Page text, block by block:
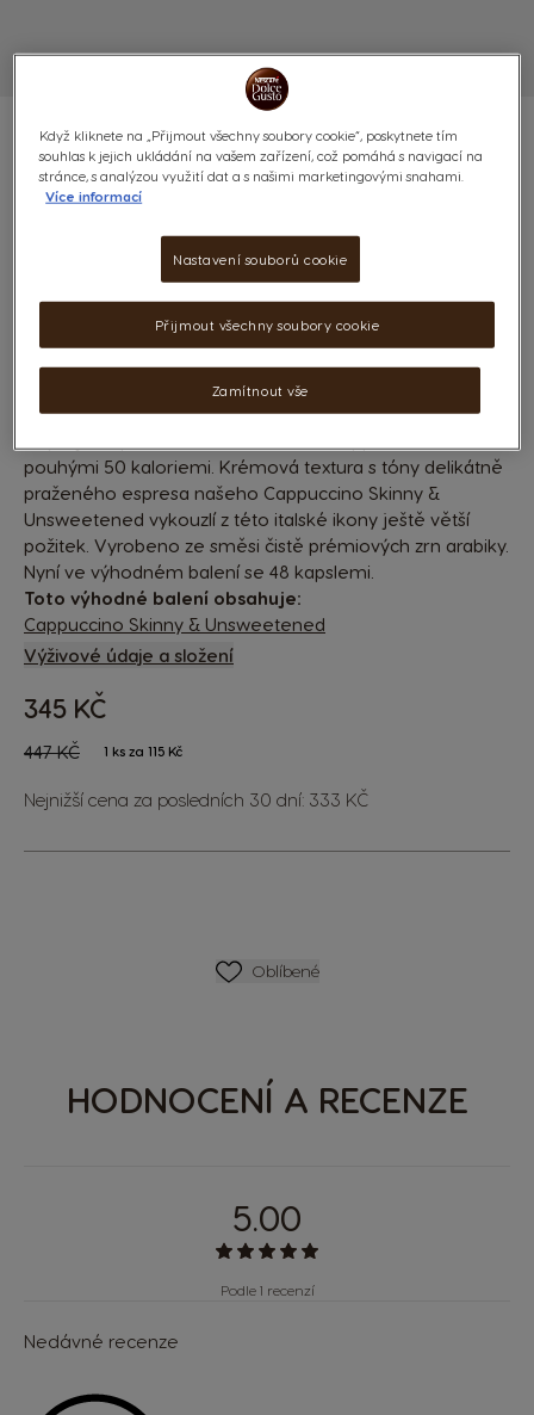
CAPPUCCINO SKINNY &
UNSWEETENED - 48 KAPSLÍ
KAPSLE:x24 x24
Ikona kapsle
pouhými 50 kaloriemi. Krémová textura s tóny delikátně
praženého espresa našeho Cappuccino Skinny &
Unsweetened vykouzlí z této italské ikony ještě větší
požitek. Vyrobeno ze směsi čistě prémiových zrn arabiky.
Nyní ve výhodném balení se 48 kapslemi.
Toto výhodné balení obsahuje:
Cappuccino Skinny & Unsweetened
Výživové údaje a složení
The price depends on the chosen options
Regular Price
447 KČ
345 KČ
1 ks za 115 Kč
Nejnižší cena za posledních 30 dní: 333 KČ
SEZNAM PŘÁNÍ
Oblíbené
HODNOCENÍ A RECENZE
5.00
Podle 1 recenzí
Nedávné recenze
Když kliknete na „Přijmout všechny soubory cookie“, poskytnete tím
souhlas k jejich ukládání na vašem zařízení, což pomáhá s navigací na
stránce, s analýzou využití dat a s našimi marketingovými snahami.
Více informací
Nastavení souborů cookie
Zamítnout vše
Přijmout všechny soubory cookie